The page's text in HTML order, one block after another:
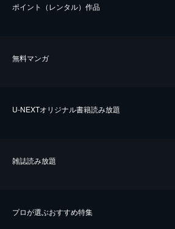
ポイント（レンタル）作品
無料マンガ
U-NEXTオリジナル書籍読み放題
雑誌読み放題
プロが選ぶおすすめ特集